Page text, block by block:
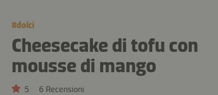
#dolci
Cheesecake di tofu con
mousse di mango
5 6 Recensioni